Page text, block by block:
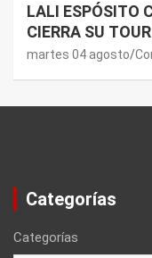
LALI ESPÓSITO
CIERRA SU
martes 04 agosto
Categorías
Categorías